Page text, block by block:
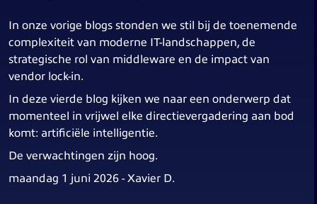
In onze vorige blogs stonden we stil bij de toenemende
complexiteit van moderne IT-landschappen, de
strategische rol van middleware en de impact van
vendor lock-in.
In deze vierde blog kijken we naar een onderwerp dat
momenteel in vrijwel elke directievergadering aan bod
komt: artificiële intelligentie.
De verwachtingen zijn hoog.
maandag 1 juni 2026 - Xavier D.